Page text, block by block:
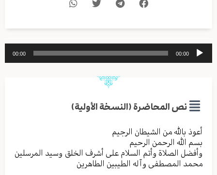
مشغل
الصوت
00:00
00:00
نص المحاضرة (النسخة الأولية)
أعوذ بالله من الشیطان الرجیم
بسم الله الرحمن الرحیم
وأفضل الصلاة وأتم السلام علی أشرف الخلق وسید المرسلین
محمد المصطفی وآله الطیبین الطاهرین